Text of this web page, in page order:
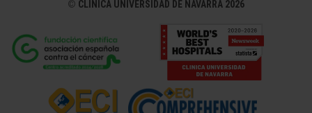
© CLÍNICA UNIVERSIDAD DE NAVARRA 2026